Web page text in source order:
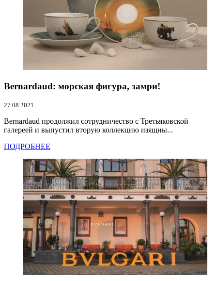
Bernardaud: морская фигура, замри!
27.08.2021
Bernardaud продолжил сотрудничество с Третьяковской
галереей и выпустил вторую коллекцию изящны...
ПОДРОБНЕЕ